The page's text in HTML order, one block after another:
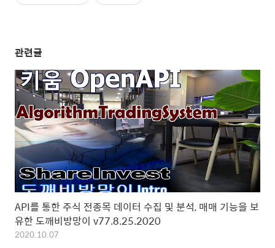
관련글
API를 통한 주식 전종목 데이터 수집 및 분석, 매매 기능을 보
유한 도깨비방망이 v77.8.25.2020
2020.10.07